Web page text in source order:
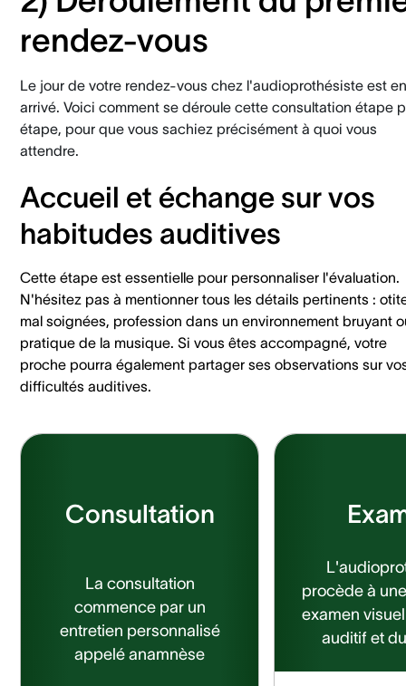
rendez-vous
Le jour de votre rendez-vous chez l'audioprothésiste est
arrivé. Voici comment se déroule cette consultation étape
étape, pour que vous sachiez précisément à quoi vous
attendre.
Accueil et échange sur vos
habitudes auditives
Cette étape est essentielle pour personnaliser l'évaluation.
N'hésitez pas à mentionner tous les détails pertinents :
mal soignées, profession dans un environnement bruyant
pratique de la musique. Si vous êtes accompagné, votre
proche pourra également partager ses observations sur
difficultés auditives.
Consultation
La consultation
commence par un
entretien personnalisé
appelé anamnèse
procède à
examen
auditif et